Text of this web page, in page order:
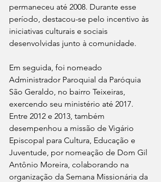
permaneceu até 2008. Durante esse
período, destacou-se pelo incentivo às
iniciativas culturais e sociais
desenvolvidas junto à comunidade.
Em seguida, foi nomeado
Administrador Paroquial da Paróquia
São Geraldo, no bairro Teixeiras,
exercendo seu ministério até 2017.
Entre 2012 e 2013, também
desempenhou a missão de Vigário
Episcopal para Cultura, Educação e
Juventude, por nomeação de Dom Gil
Antônio Moreira, colaborando na
organização da Semana Missionária da